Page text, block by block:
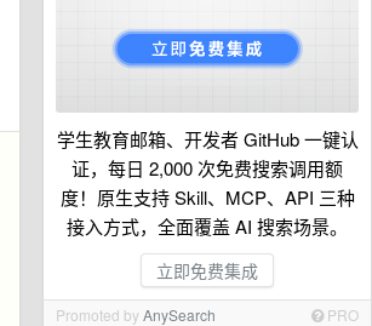
学生教育邮箱、开发者 GitHub 一键认
证，每日 2,000 次免费搜索调用额
度！原生支持 Skill、MCP、API 三种
接入方式，全面覆盖 AI 搜索场景。
立即免费集成
Promoted byAnySearch PRO